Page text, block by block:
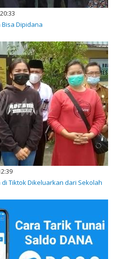
Dipidana
Tiktok Dikeluarkan dari Sekolah